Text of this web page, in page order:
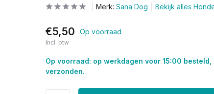
Merk: Sana Dog Bekijk alles
€5,50 Op voorraad
Incl. btw
Op voorraad: op werkdagen voor 15:00
verzonden.